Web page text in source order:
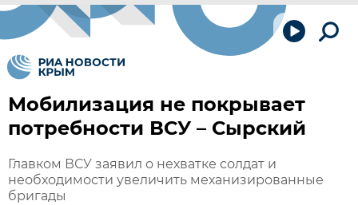
Мобилизация не покрывает
потребности ВСУ – Сырский
Главком ВСУ заявил о нехватке солдат и
необходимости увеличить механизированные
бригады